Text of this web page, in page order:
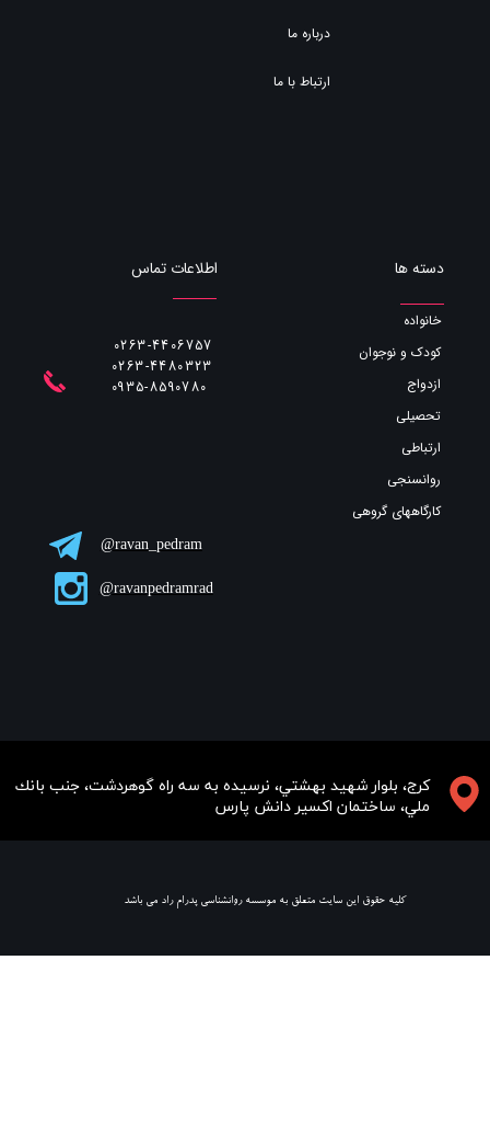
​​​كرج، بلوار شهيد بهشتي، نرسيده به سه راه گوهردشت، جنب بانك
ملي، ساختمان اكسير دانش پارس
خانواده
کودک و نوجوان
ازدواج
تحصیلی
ارتباطی
روانسنجی
کارگاههای گروهی
دسته ها اطلاعات تماس
0263-4406757
0263-4480323
ravan_pedram@
ravanpedramrad@
​ كليه حقوق اين سايت متعلق به موسسه روانشناسي پدرام راد مي باشد
درباره ما
ارتباط با ما